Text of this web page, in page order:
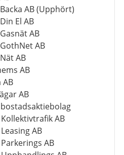
AB (Upphört)
El AB
AB
AB
AB
AB
AB
AB
AB
AB